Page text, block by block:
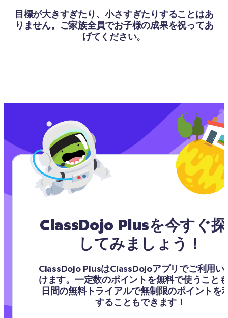
目標が大きすぎたり、小さすぎたりすることはあ
りません。ご家族全員でお子様の成果を祝ってあ
げてください。
ClassDojo Plusを今すぐ
してみましょう！
ClassDojo PlusはClassDojoアプリでご利用い
けます。一定数のポイントを無料で使うこと
日間の無料トライアルで無制限のポイントを
することもできます！